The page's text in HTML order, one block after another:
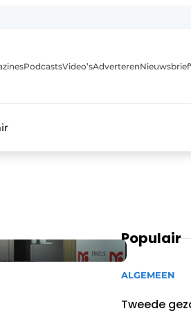
PodcastsVideo’sAdverterenNieuwsbrief
Populair
ALGEMEEN
Tweede